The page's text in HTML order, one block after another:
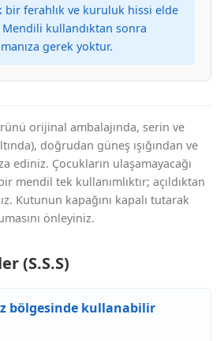
bir ferahlık ve kuruluk hissi elde
kullandıktan sonra
gerek yoktur.
orijinal ambalajında, serin ve
doğrudan güneş ışığından ve
ediniz. Çocukların ulaşamayacağı
mendil tek kullanımlıktır; açıldıktan
Kutunun kapağını kapalı tutarak
önleyiniz.
(S.S.S)
bölgesinde kullanabilir